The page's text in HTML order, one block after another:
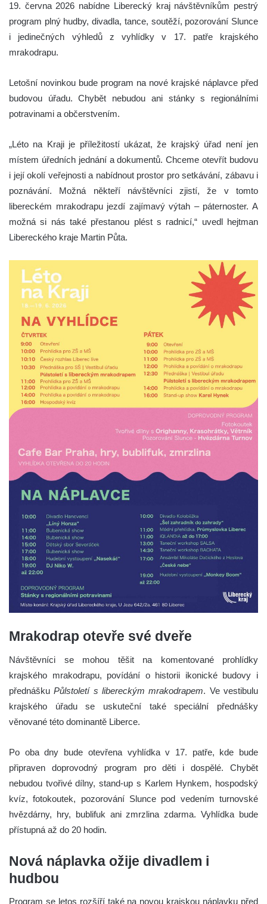
19. června 2026 nabídne Liberecký kraj návštěvníkům pestrý
program plný hudby, divadla, tance, soutěží, pozorování Slunce
i jedinečných výhledů z vyhlídky v 17. patře krajského
mrakodrapu.
Letošní novinkou bude program na nové krajské náplavce před
budovou úřadu. Chybět nebudou ani stánky s regionálními
potravinami a občerstvením.
„Léto na Kraji je příležitostí ukázat, že krajský úřad není jen
místem úředních jednání a dokumentů. Chceme otevřít budovu
i její okolí veřejnosti a nabídnout prostor pro setkávání, zábavu i
poznávání. Možná někteří návštěvníci zjistí, že v tomto
libereckém mrakodrapu jezdí zajímavý výtah – páternoster. A
možná si nás také přestanou plést s radnicí,“ uvedl hejtman
Libereckého kraje Martin Půta.
Mrakodrap otevře své dveře
Návštěvníci se mohou těšit na komentované prohlídky
krajského mrakodrapu, povídání o historii ikonické budovy i
přednáškuPůlstoletí s libereckým mrakodrapem. Ve vestibulu
krajského úřadu se uskuteční také speciální přednášky
věnované této dominantě Liberce.
Po oba dny bude otevřena vyhlídka v 17. patře, kde bude
připraven doprovodný program pro děti i dospělé. Chybět
nebudou tvořivé dílny, stand-up s Karlem Hynkem, hospodský
kvíz, fotokoutek, pozorování Slunce pod vedením turnovské
hvězdárny, hry, bublifuk ani zmrzlina zdarma. Vyhlídka bude
přístupná až do 20 hodin.
Nová náplavka ožije divadlem i
hudbou
Program se letos rozšíří také na novou krajskou náplavku před